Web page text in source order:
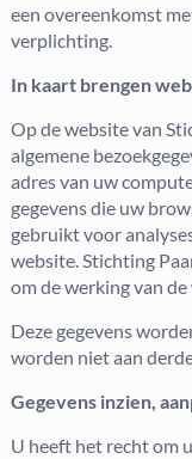
een overeenkomst
verplichting.
In kaart brengen
Op de website van
algemene
adres van uw
gegevens die uw
gebruikt voor
website. Stichting
om de werking van
Deze gegevens
worden niet aan
Gegevens inzien,
U heeft het recht om